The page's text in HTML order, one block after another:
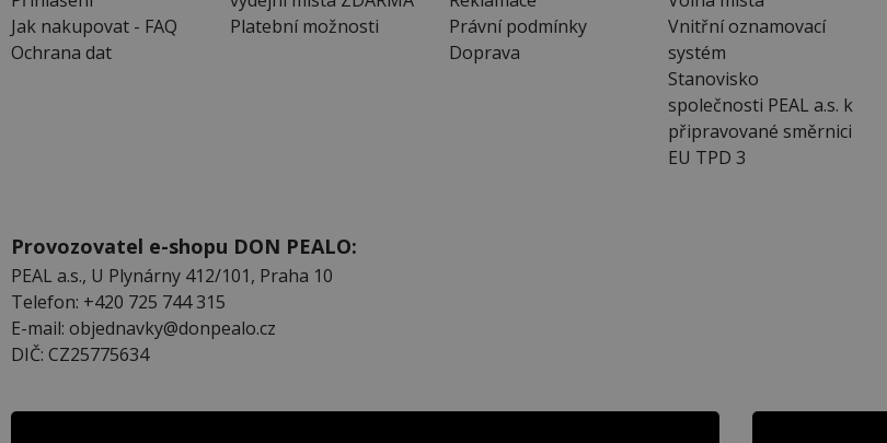
Jak nakupovat - FAQ
Ochrana dat
Platební možnosti
Právní podmínky
Doprava
Vnitřní oznamovací
systém
Stanovisko
společnosti PEAL a.s. k
připravované směrnici
EU TPD 3
Provozovatel e-shopu DON PEALO:
PEAL a.s., U Plynárny 412/101, Praha 10
Telefon: +420 725 744 315
E-mail: objednavky@donpealo.cz
DIČ: CZ25775634